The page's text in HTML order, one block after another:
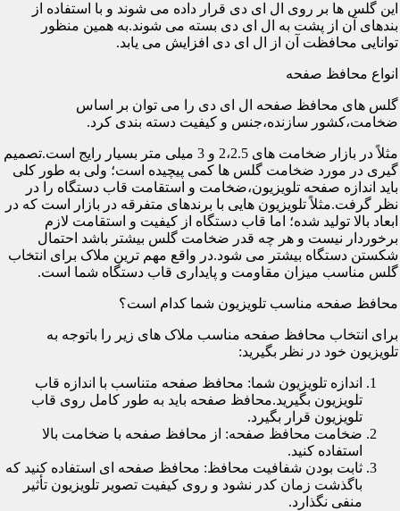
این گلس ها بر روی ال ای دی قرار داده می شوند و با استفاده از
بندهای آن از پشت به ال ای دی بسته می شوند.به همین منظور
توانایی محافظت آن از ال ای دی افزایش می یابد.
انواع محافظ صفحه
گلس های محافظ صفحه ال ای دی را می توان بر اساس
ضخامت،کشور سازنده،جنس و کیفیت دسته بندی کرد.
مثلاً در بازار ضخامت های 2،2.5 و 3 میلی متر بسیار رایج است.تصمیم
گیری در مورد ضخامت گلس ها کمی پیچیده است؛ ولی به طور کلی
باید اندازه صفحه تلویزیون،ضخامت و استقامت قاب دستگاه را در
نظر گرفت.مثلاً تلویزیون هایی با برندهای متفرقه در بازار است که در
ابعاد بالا تولید شده؛ اما قاب دستگاه از کیفیت و استقامت لازم
برخوردار نیست و هر چه قدر ضخامت گلس بیشتر باشد احتمال
شکستن دستگاه بیشتر می شود.در واقع مهم ترین ملاک برای انتخاب
گلس مناسب میزان مقاومت و پایداری قاب دستگاه شما است.
محافظ صفحه مناسب تلویزیون شما کدام است؟
برای انتخاب محافظ صفحه مناسب ملاک های زیر را باتوجه به
تلویزیون خود در نظر بگیرید:
اندازه تلویزیون شما: محافظ صفحه متناسب با اندازه قاب
تلویزیون بگیرید.محافظ صفحه باید به طور کامل روی قاب
تلویزیون قرار بگیرد.
ضخامت محافظ صفحه: از محافظ صفحه با ضخامت بالا
استفاده کنید.
ثابت بودن شفافیت محافظ: محافظ صفحه ای استفاده کنید که
باگذشت زمان کدر نشود و روی کیفیت تصویر تلویزیون تأثیر
منفی نگذارد.